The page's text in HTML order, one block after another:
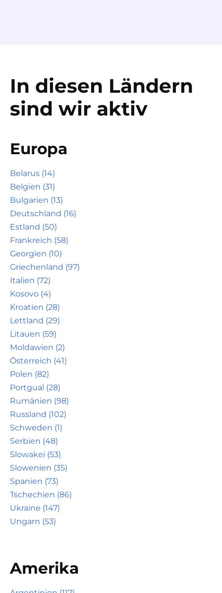
In diesen Ländern
sind wir aktiv
Europa
Belarus (14)
Belgien (31)
Bulgarien (13)
Deutschland (16)
Estland (50)
Frankreich (58)
Georgien (10)
Griechenland (97)
Italien (72)
Kosovo (4)
Kroatien (28)
Lettland (29)
Litauen (59)
Moldawien (2)
Österreich (41)
Polen (82)
Portgual (28)
Rumänien (98)
Russland (102)
Schweden (1)
Serbien (48)
Slowakei (53)
Slowenien (35)
Spanien (73)
Tschechien (86)
Ukraine (147)
Ungarn (53)
Amerika